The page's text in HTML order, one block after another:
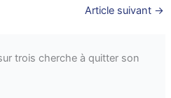
Article suivant →
trois cherche à quitter son